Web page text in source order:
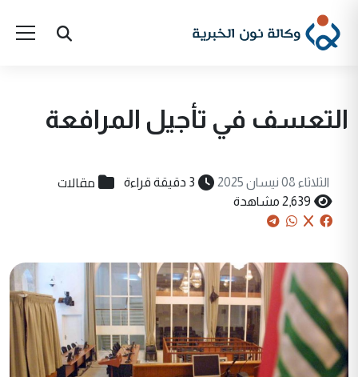
التعسف في تأجيل المرافعة
الثلاثاء 08 نيسان 2025 3 دقيقة قراءة مقالات
2,639 مشاهدة